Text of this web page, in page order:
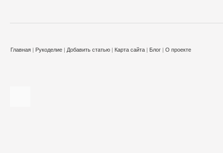
Главная | Рукоделие | Добавить статью | Карта сайта | Блог | О проекте